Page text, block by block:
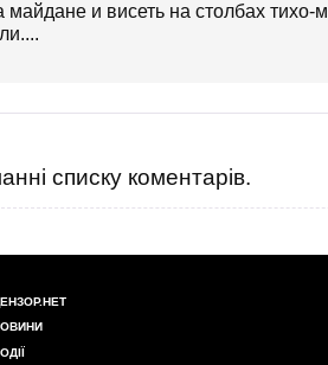
и висеть на столбах тихо-
списку коментарів.